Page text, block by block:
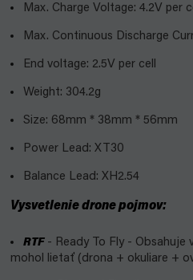
Max. Charge Voltage: 4.2V per
Max. Continuous Discharge
End voltage: 2.5V per cell
Weight: 304.2g
Size: 68mm * 38mm * 56mm
Power Lead: XT30
Balance Lead: XH2.54
Vysvetlenie drone pojmov:
RTF- Ready To Fly - Obsahuje
mohol lietať (drona + okuliare +